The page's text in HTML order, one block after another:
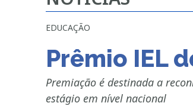
EDUCAÇÃO
Prêmio IEL
Premiação é destinada a
estágio em nível nacional